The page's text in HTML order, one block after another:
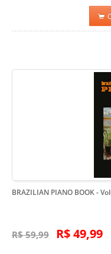
BRAZILIAN PIANO BOOK -
R$ 59,99 R$ 49,99